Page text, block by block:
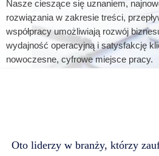
Nasze cieszące się uznaniem,
rozwiązania w zakresie treści,
współpracy umożliwiają rozwój
wydajność operacyjną i satysfakcję
nowoczesne, cyfrowe miejsce pracy.
Oto liderzy w branży, którzy